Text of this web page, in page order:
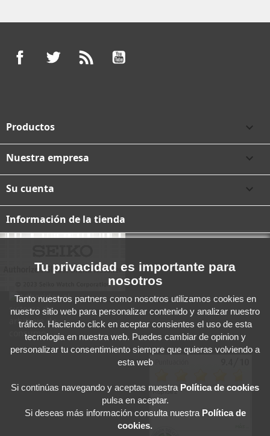
FacebookTwitter
Productos 
Nuestra empresa 
Su cuenta 
Información de la tienda
Tu privacidad es importante para
nosotros
Tanto nuestros partners como nosotros utilizamos cookies en
nuestro sitio web para personalizar contenido y analizar nuestro
tráfico. Haciendo click en aceptar consientes el uso de esta
tecnologia en nuestra web. Puedes cambiar de opinion y
personalizar tu consentimiento siempre que quieras volviendo a
esta web
Si continúas navegando y aceptas nuestra Política de cookies
pulsa en aceptar.
Si deseas más información consulta nuestra Política de
cookies.